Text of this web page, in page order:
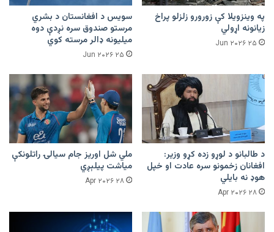
په وینزویلا کې زورورو زلزلو پراخ
زیانونه اړولي
۲۵ Jun ۲۰۲۶
سویس د افغانستان د بشري
مرستو صندوق سره نږدې دوه
میلیونه ډالر مرسته کوي
۲۵ Jun ۲۰۲۶
د طالبانو د لوړو زده کړو وزیر:
افغانان زخمونو سره عادت او خپل
هوډ نه بایلي
۲۸ Apr ۲۰۲۶
ملي شل اوریز جام سیالۍ راتلونکې
میاشت پیلېږي
۲۸ Apr ۲۰۲۶